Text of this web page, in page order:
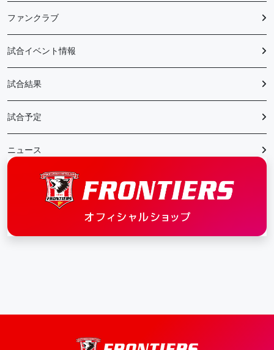
ファンクラブ
試合イベント情報
試合結果
試合予定
ニュース